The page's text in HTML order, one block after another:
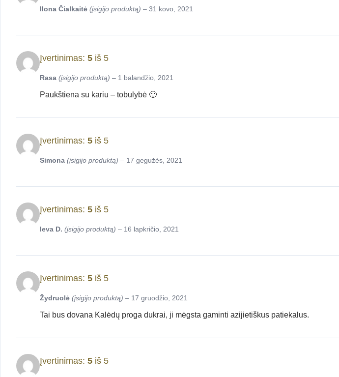
Ilona Čialkaitė (įsigijo produktą) – 31 kovo, 2021
Įvertinimas: 5 iš 5
Rasa (įsigijo produktą) – 1 balandžio, 2021
Paukštiena su kariu – tobulybė 🙂
Įvertinimas: 5 iš 5
Simona (įsigijo produktą) – 17 gegužės, 2021
Įvertinimas: 5 iš 5
Ieva D. (įsigijo produktą) – 16 lapkričio, 2021
Įvertinimas: 5 iš 5
Žydruolė (įsigijo produktą) – 17 gruodžio, 2021
Tai bus dovana Kalėdų proga dukrai, ji mėgsta gaminti azijietiškus patiekalus.
Įvertinimas: 5 iš 5